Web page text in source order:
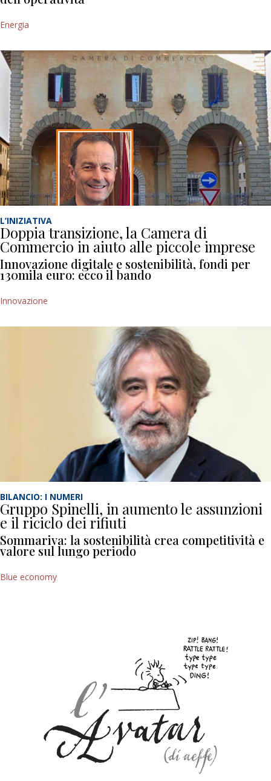
Energia
L’INIZIATIVA
Doppia transizione, la Camera di
Commercio in aiuto alle piccole imprese
Innovazione digitale e sostenibilità, fondi per
130mila euro: ecco il bando
Innovazione
BILANCIO: I NUMERI
Gruppo Spinelli, in aumento le assunzioni
e il riciclo dei rifiuti
Sommariva: la sostenibilità crea competitività e
valore sul lungo periodo
Blue economy